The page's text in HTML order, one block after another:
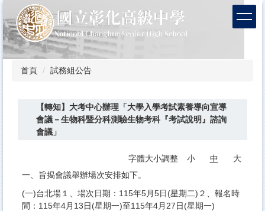
到
主
要
內
首頁 試務組公告
【轉知】大考中心辦理「大學入學考試素養導向宣導
會議－生物科暨分科測驗生物考科『考試說明』諮詢
會議」
字體大小調整 小 中
大
一、旨揭會議舉辦場次安排如下。
(一)台北場１、場次日期：115年5月5日(星期二)２、報名時
間：115年4月13日(星期一)至115年4月27日(星期一)